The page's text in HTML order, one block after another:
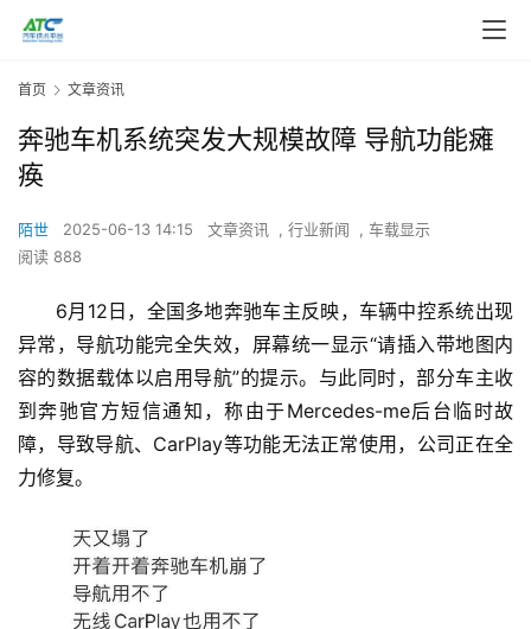
首页 文章资讯
奔驰车机系统突发大规模故障 导航功能瘫
痪
陌世 2025-06-13 14:15 文章资讯 , 行业新闻 , 车载显示
阅读 888
6月12日，全国多地奔驰车主反映，车辆中控系统出现
异常，导航功能完全失效，屏幕统一显示“请插入带地图内
容的数据载体以启用导航”的提示。与此同时，部分车主收
到奔驰官方短信通知，称由于Mercedes-me后台临时故
障，导致导航、CarPlay等功能无法正常使用，公司正在全
力修复。